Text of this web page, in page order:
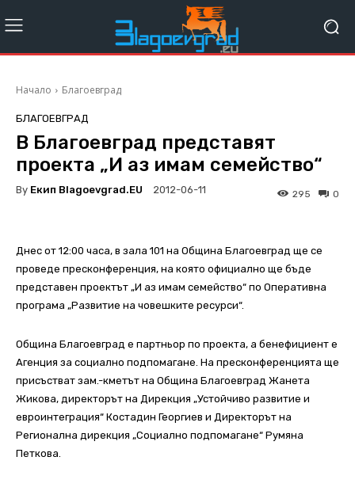
Начало Благоевград
БЛАГОЕВГРАД
В Благоевград представят
проекта „И аз имам семейство“
By Екип Blagoevgrad.EU 2012-06-11 0
295
Днес от 12:00 часа, в зала 101 на Община Благоевград ще се
проведе пресконференция, на която официално ще бъде
представен проектът „И аз имам семейство“ по Оперативна
програма „Развитие на човешките ресурси“.
Община Благоевград е партньор по проекта, а бенефициент е
Агенция за социално подпомагане. На пресконференцията ще
присъстват зам.-кметът на Община Благоевград Жанета
Жикова, директорът на Дирекция „Устойчиво развитие и
евроинтеграция“ Костадин Георгиев и Директорът на
Регионална дирекция „Социално подпомагане“ Румяна
Петкова.